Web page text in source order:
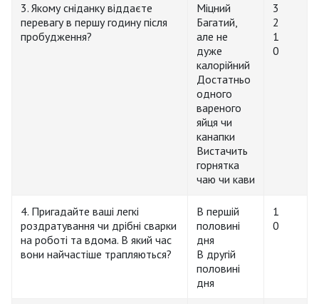
3. Якому сніданку віддаєте
перевагу в першу годину після
пробудження?
Міцний
Багатий,
але не
дуже
калорійний
Достатньо
одного
вареного
яйця чи
канапки
Вистачить
горнятка
чаю чи кави
3
2
1
0
4. Пригадайте ваші легкі
роздратування чи дрібні сварки
на роботі та вдома. В який час
вони найчастіше трапляються?
В першій
половині
дня
В другій
половині
дня
1
0